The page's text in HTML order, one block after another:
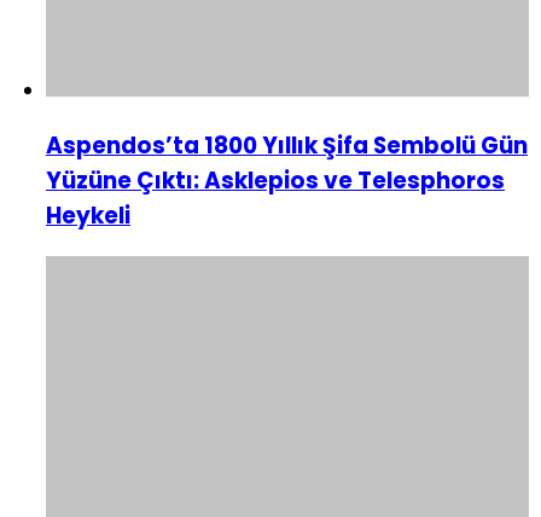
Aspendos’ta 1800 Yıllık Şifa Sembolü Gün
Yüzüne Çıktı: Asklepios ve Telesphoros
Heykeli